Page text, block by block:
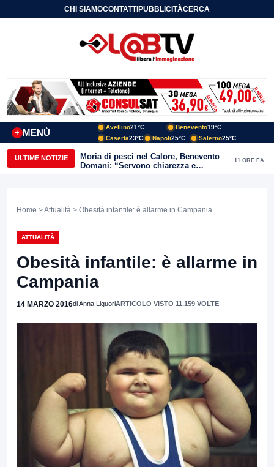
CHI SIAMOCONTATTIPUBBLICITÀCERCA
MENÙ
+
Avellino21°C Benevento19°C
Caserta23°C Napoli25°C Salerno25°C
ULTIME NOTIZIE
Moria di pesci nel Calore, Benevento
Domani: “Servono chiarezza e
approfondimenti sulla gestione
11 ORE FA
Home >Attualità > Obesità infantile: è allarme in Campania
ATTUALITÀ
Obesità infantile: è allarme in
Campania
14 MARZO 2016di Anna LiguoriARTICOLO VISTO 11.159 VOLTE